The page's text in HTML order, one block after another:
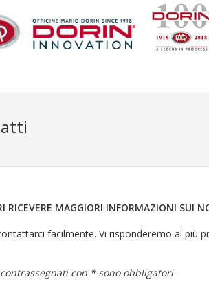
RICEVERE MAGGIORI INFORMAZIONI SUI
facilmente. Vi risponderemo al più
con * sono obbligatori